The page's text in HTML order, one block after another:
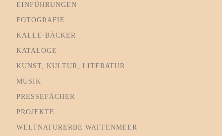
EINFÜHRUNGEN
FOTOGRAFIE
KALLE-BÄCKER
KATALOGE
KUNST, KULTUR, LITERATUR
MUSIK
PRESSEFÄCHER
PROJEKTE
WELTNATURERBE WATTENMEER